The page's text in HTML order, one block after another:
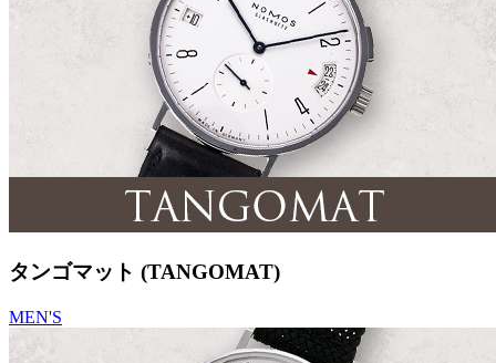
タンゴマット (TANGOMAT)
MEN'S